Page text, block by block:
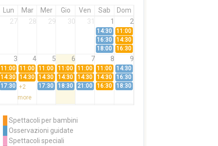
Lun Mar Mer Gio Ven Sab
Dom
27
28 29 30 31 1 2
14:30
11:00
16:30
14:30
18:00
16:30
3 4 5 6 7 8 9
11:00 11:00 11:00 11:00 11:00 11:00
14:30
14:30 14:30 14:30 14:30 14:30 14:30
16:30
17:30 +2
more
17:30 18:30 21:00 16:30 18:30
11:00
14:30
+3
Spettacoli per bambini
Osservazioni guidate
Spettacoli speciali